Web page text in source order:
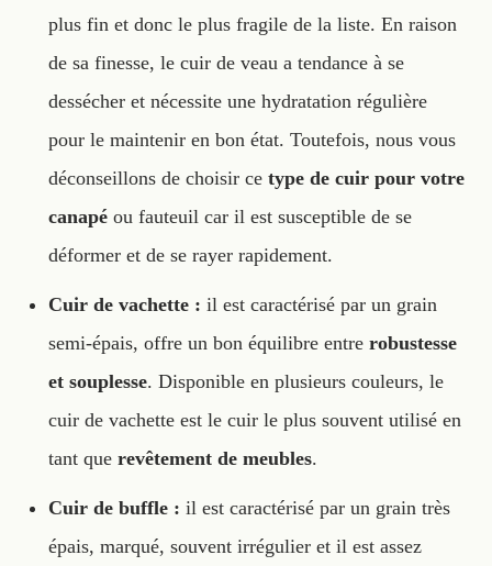
plus fin et donc le plus fragile de la liste. En raison
de sa finesse, le cuir de veau a tendance à se
dessécher et nécessite une hydratation régulière
pour le maintenir en bon état. Toutefois, nous vous
déconseillons de choisir ce type de cuir pour votre
canapé ou fauteuil car il est susceptible de se
déformer et de se rayer rapidement.
Cuir de vachette : il est caractérisé par un grain
semi-épais, offre un bon équilibre entre robustesse
et souplesse. Disponible en plusieurs couleurs, le
cuir de vachette est le cuir le plus souvent utilisé en
tant que revêtement de meubles.
Cuir de buffle : il est caractérisé par un grain très
épais, marqué, souvent irrégulier et il est assez